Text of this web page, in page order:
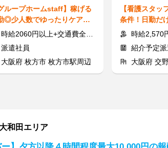
ループホームstaff】稼げる
◎少人数でゆったりケア◎
当日払い＆シフト相談OK
時給2060円以上+交通費全額支給
派遣社員
大阪府 枚方市 枚方市駅周辺
【看護スタッ
条件！日勤だ
時給2,570円
紹介予定派
大阪府 交
和田エリア